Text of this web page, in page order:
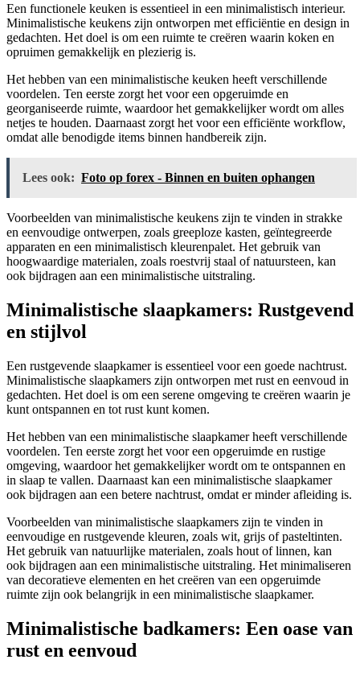
Een functionele keuken is essentieel in een minimalistisch interieur.
Minimalistische keukens zijn ontworpen met efficiëntie en design in
gedachten. Het doel is om een ruimte te creëren waarin koken en
opruimen gemakkelijk en plezierig is.
Het hebben van een minimalistische keuken heeft verschillende
voordelen. Ten eerste zorgt het voor een opgeruimde en
georganiseerde ruimte, waardoor het gemakkelijker wordt om alles
netjes te houden. Daarnaast zorgt het voor een efficiënte workflow,
omdat alle benodigde items binnen handbereik zijn.
Lees ook: Foto op forex - Binnen en buiten ophangen
Voorbeelden van minimalistische keukens zijn te vinden in strakke
en eenvoudige ontwerpen, zoals greeploze kasten, geïntegreerde
apparaten en een minimalistisch kleurenpalet. Het gebruik van
hoogwaardige materialen, zoals roestvrij staal of natuursteen, kan
ook bijdragen aan een minimalistische uitstraling.
Minimalistische slaapkamers: Rustgevend
en stijlvol
Een rustgevende slaapkamer is essentieel voor een goede nachtrust.
Minimalistische slaapkamers zijn ontworpen met rust en eenvoud in
gedachten. Het doel is om een serene omgeving te creëren waarin je
kunt ontspannen en tot rust kunt komen.
Het hebben van een minimalistische slaapkamer heeft verschillende
voordelen. Ten eerste zorgt het voor een opgeruimde en rustige
omgeving, waardoor het gemakkelijker wordt om te ontspannen en
in slaap te vallen. Daarnaast kan een minimalistische slaapkamer
ook bijdragen aan een betere nachtrust, omdat er minder afleiding is.
Voorbeelden van minimalistische slaapkamers zijn te vinden in
eenvoudige en rustgevende kleuren, zoals wit, grijs of pasteltinten.
Het gebruik van natuurlijke materialen, zoals hout of linnen, kan
ook bijdragen aan een minimalistische uitstraling. Het minimaliseren
van decoratieve elementen en het creëren van een opgeruimde
ruimte zijn ook belangrijk in een minimalistische slaapkamer.
Minimalistische badkamers: Een oase van
rust en eenvoud